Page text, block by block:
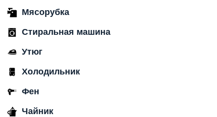
Мясорубка
Стиральная машина
Утюг
Холодильник
Фен
Чайник